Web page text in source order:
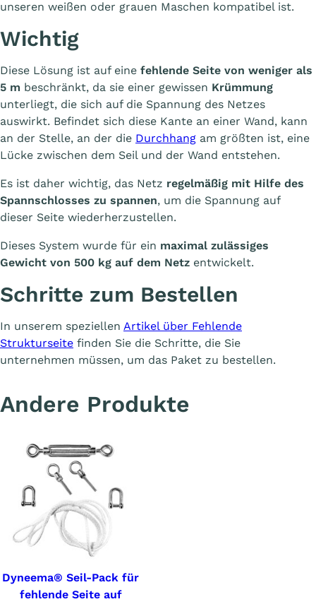
unseren weißen oder grauen Maschen kompatibel ist.
Wichtig
Diese Lösung ist auf eine fehlende Seite von weniger als
5 m beschränkt, da sie einer gewissen Krümmung
unterliegt, die sich auf die Spannung des Netzes
auswirkt. Befindet sich diese Kante an einer Wand, kann
an der Stelle, an der die Durchhang am größten ist, eine
Lücke zwischen dem Seil und der Wand entstehen.
Es ist daher wichtig, das Netz regelmäßig mit Hilfe des
Spannschlosses zu spannen, um die Spannung auf
dieser Seite wiederherzustellen.
Dieses System wurde für ein maximal zulässiges
Gewicht von 500 kg auf dem Netz entwickelt.
Schritte zum Bestellen
In unserem speziellen Artikel über Fehlende
Strukturseite finden Sie die Schritte, die Sie
unternehmen müssen, um das Paket zu bestellen.
Andere Produkte
Dyneema® Seil-Pack für
fehlende Seite auf